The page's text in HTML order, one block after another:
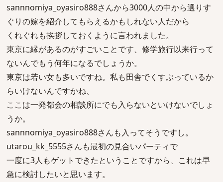
sannnomiya_oyasiro888さんから3000人の中から選りす
ぐりの嫁を紹介してもらえるかもしれない人だから
くれぐれも挨拶しておくように言われました。
東京に縁があるのがすごいことです、修学旅行以来行って
ないんでもう何年になるでしょうか。
東京は若い女も多いですね。私も田舎でくすぶっているか
らいけないんですかね、
ここは一発都会の相談所にでも入らないといけないでしょ
うか。
sannnomiya_oyasiro888さんも入ってそうですし。
utarou_kk_5555さんも最初の見合いパーティで
一度に3人もゲットできたということですから、これは早
急に検討したいと思います。